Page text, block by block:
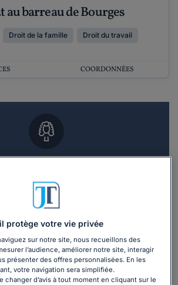
au barreau de Bourges
Droit de la famille Droit du travail
COORDONNÉES
des devis d'avocats
protège votre vie privée
sur notre site, nous recueillons des
l’audience, améliorer notre site, interagir
présenter des offres personnalisées. En les
votre navigation sera simplifiée.
changer d’avis à tout moment en cliquant sur le